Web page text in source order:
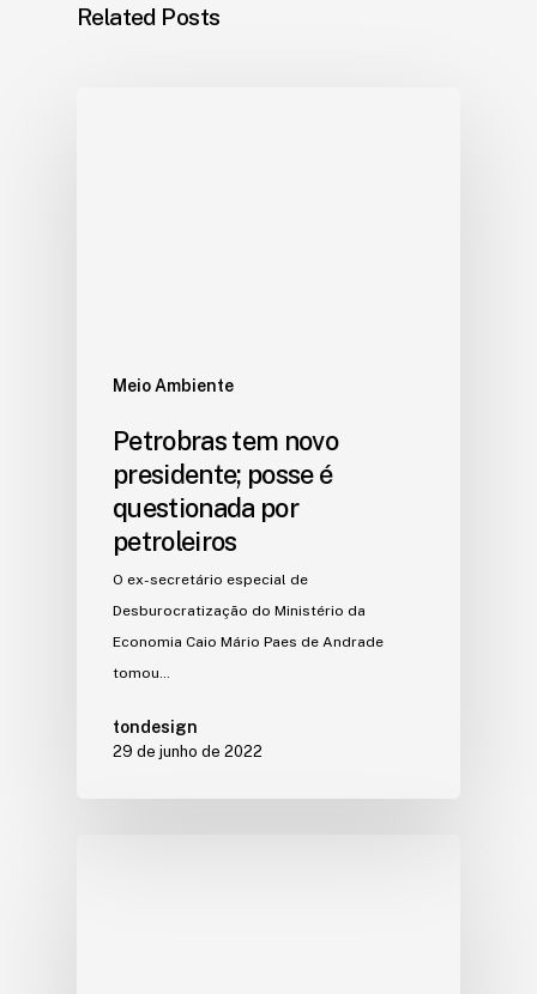
Related Posts
Meio Ambiente
Petrobras tem novo
presidente; posse é
questionada por
petroleiros
O ex-secretário especial de
Desburocratização do Ministério da
Economia Caio Mário Paes de Andrade
tomou…
tondesign
29 de junho de 2022